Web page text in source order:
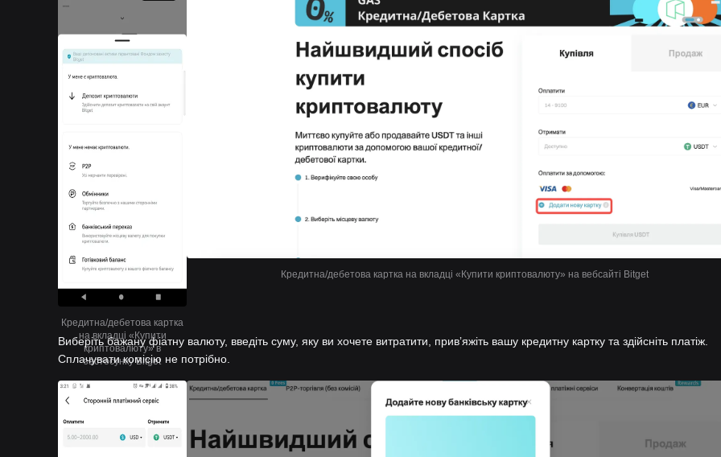
Кредитна/дебетова картка
на вкладці «Купити
криптовалюту» в
застосунку Bitget
Кредитна/дебетова картка на вкладці «Купити криптовалюту» на вебсайті Bitget
Виберіть бажану фіатну валюту, введіть суму, яку ви хочете витратити, привʼяжіть вашу кредитну картку та здійсніть платіж.
Сплачувати комісію не потрібно.